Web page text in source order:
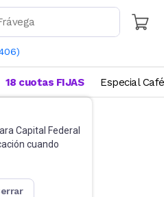
)
Capital Federal
cuando
cerrar
18 cuotas FIJAS Especial Café